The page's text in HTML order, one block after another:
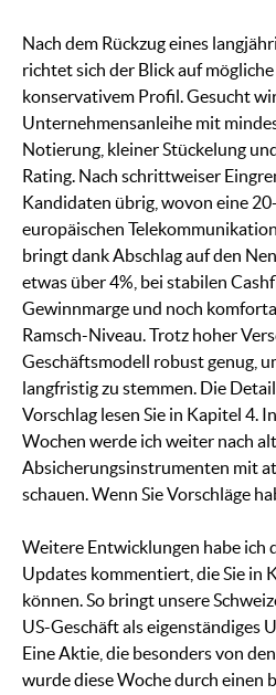
Nach dem Rückzug eines
richtet sich der Blick auf
konservativem Profil. Gesucht
Unternehmensanleihe mit
Notierung, kleiner Stückelung
Rating. Nach schrittweiser
Kandidaten übrig, wovon eine
europäischen
bringt dank Abschlag auf den
etwas über 4%, bei stabilen
Gewinnmarge und noch
Ramsch-Niveau. Trotz hoher
Geschäftsmodell robust genug,
langfristig zu stemmen. Die
Vorschlag lesen Sie in Kapitel 4.
Wochen werde ich weiter nach
Absicherungsinstrumenten mit
schauen. Wenn Sie Vorschläge
Weitere Entwicklungen habe ich
Updates kommentiert, die Sie in
können. So bringt unsere
US-Geschäft als eigenständiges
Eine Aktie, die besonders von
wurde diese Woche durch einen